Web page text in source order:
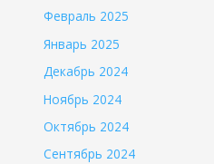
Февраль 2025
Январь 2025
Декабрь 2024
Ноябрь 2024
Октябрь 2024
Сентябрь 2024